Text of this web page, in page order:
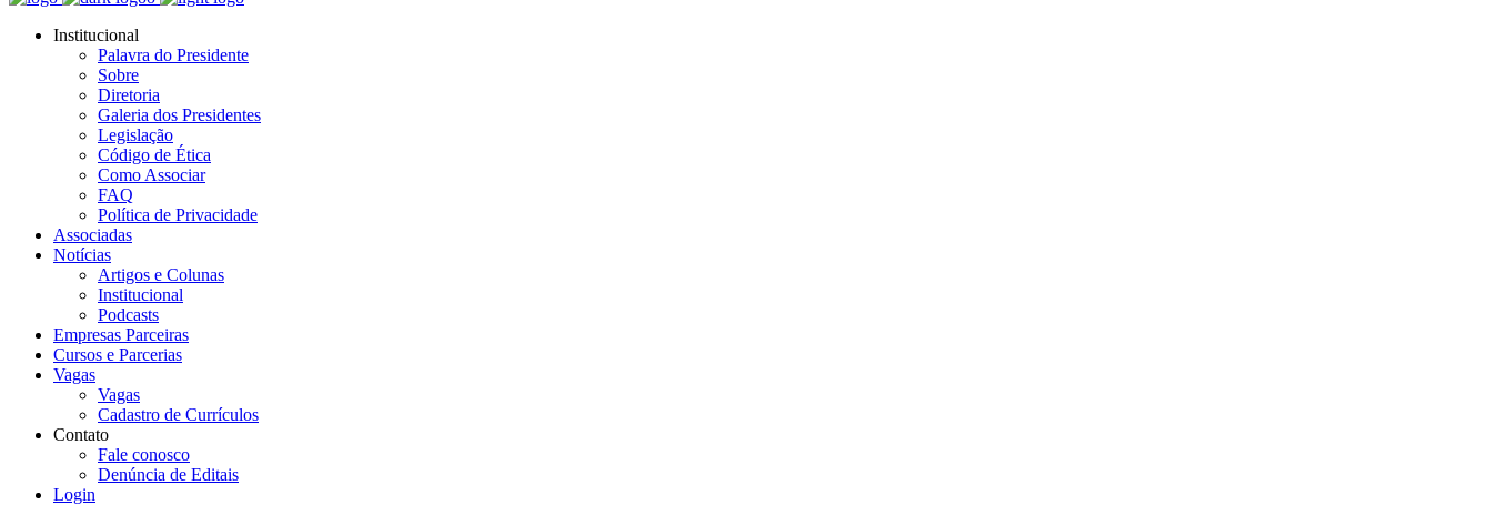
Institucional
Palavra do Presidente
Sobre
Diretoria
Galeria dos Presidentes
Legislação
Código de Ética
Como Associar
FAQ
Política de Privacidade
Associadas
Notícias
Artigos e Colunas
Institucional
Podcasts
Empresas Parceiras
Cursos e Parcerias
Vagas
Vagas
Cadastro de Currículos
Contato
Fale conosco
Denúncia de Editais
Login